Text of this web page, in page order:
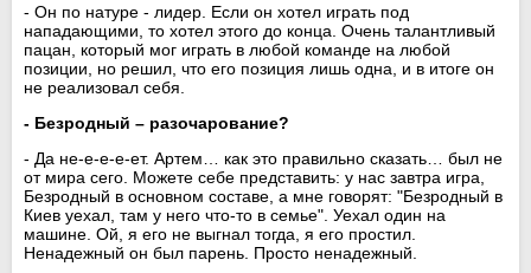
- Он по натуре - лидер. Если он хотел играть под
нападающими, то хотел этого до конца. Очень талантливый
пацан, который мог играть в любой команде на любой
позиции, но решил, что его позиция лишь одна, и в итоге он
не реализовал себя.
- Безродный – разочарование?
- Да не-е-е-е-ет. Артем… как это правильно сказать… был не
от мира сего. Можете себе представить: у нас завтра игра,
Безродный в основном составе, а мне говорят: "Безродный в
Киев уехал, там у него что-то в семье". Уехал один на
машине. Ой, я его не выгнал тогда, я его простил.
Ненадежный он был парень. Просто ненадежный.